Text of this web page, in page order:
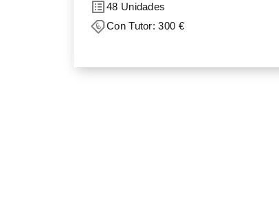
48 Unidades
Con Tutor: 300 €